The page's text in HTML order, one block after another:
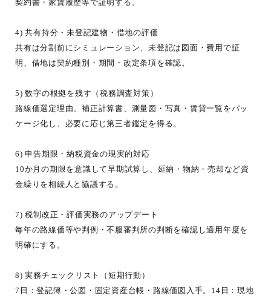
契約書・家賃履歴等で証明する。
4) 共有持分・未登記建物・借地の評価
共有は分割前にシミュレーション、未登記は図面・費用で証
明、借地は契約種別・期間・改定条項を確認。
5) 数字の根拠を残す（税務調査対策）
路線価選定理由、補正計算書、測量図・写真・賃貸一覧をパッ
ケージ化し、必要に応じ第三者鑑定を得る。
6) 申告期限・納税資金の現実的対応
10か月の期限を意識して早期試算し、延納・物納・売却など資
金繰りを相続人と協議する。
7) 税制改正・評価実務のアップデート
毎年の路線価等や判例・不服審判所の判断を確認し適用年度を
明確にする。
8) 実務チェックリスト（短期行動）
7日：登記簿・公図・固定資産台帳・路線価図入手。14日：現地